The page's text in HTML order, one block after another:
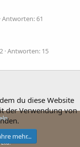
Antworten: 61
Antworten: 15
du diese Website
der Verwendung von
mehr...